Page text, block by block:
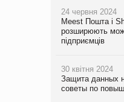
24 червня 2024
Meest Пошта і
розширюють
підприємців
30 квітня 2024
Защита данных
советы по